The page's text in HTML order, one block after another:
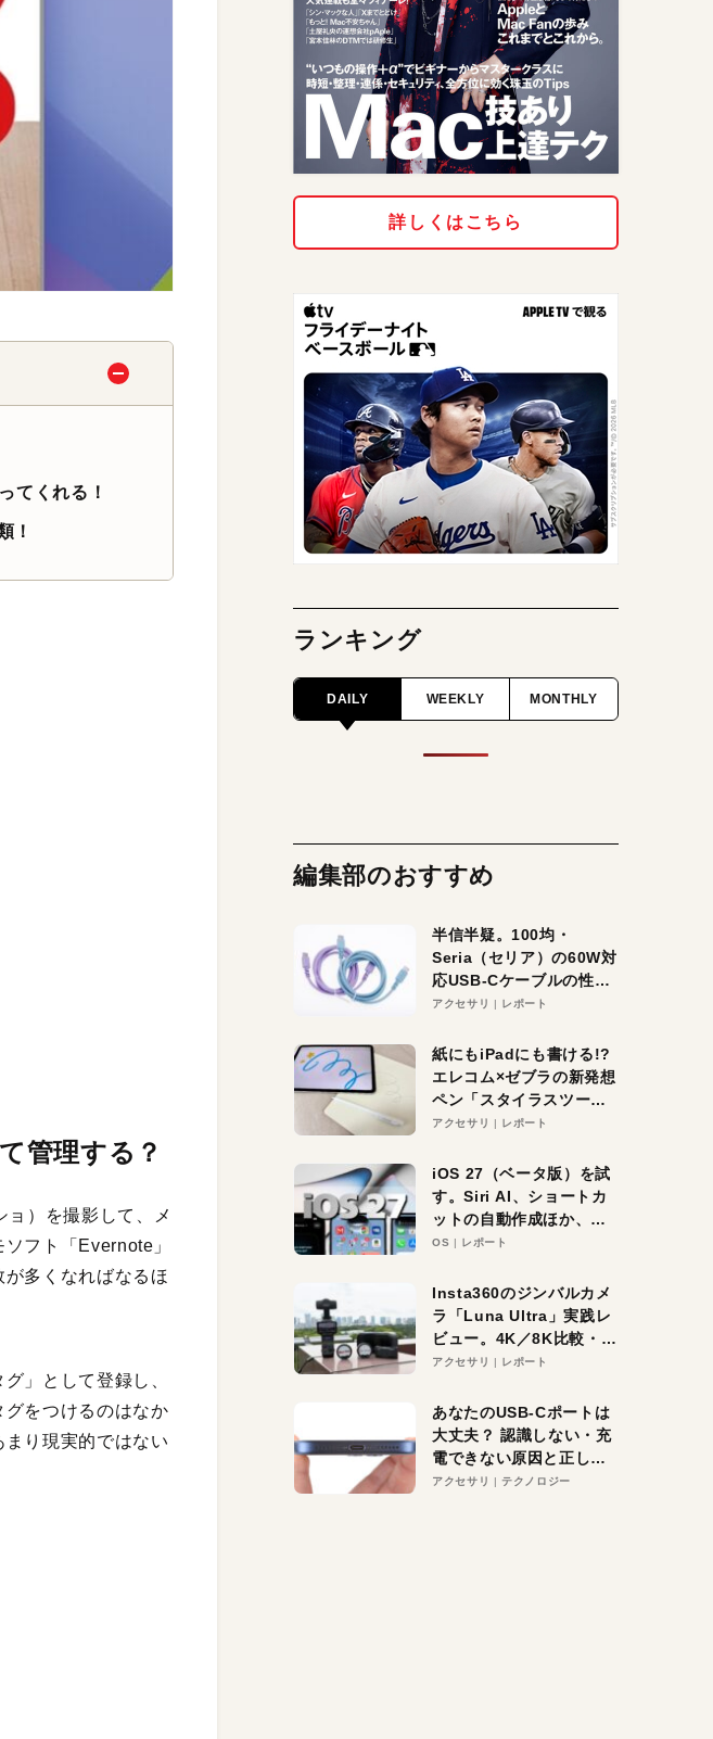
てくれる！
！
管理する？
）を撮影して、メ
フト「Evernote」
多くなればなるほ
」として登録し、
をつけるのはなか
り現実的ではない
詳しくはこちら
ランキング
DAILY WEEKLY MONTHLY
編集部のおすすめ
半信半疑。100均・
Seria（セリア）の60W対
応USB-Cケーブルの性能
を検証。超コスパの1本を
アクセサリ レポート
紙にもiPadにも書ける!?
エレコム×ゼブラの新発想
ペン「スタイラスツーウ
ェイ」レビュー。持ち替
アクセサリ レポート
iOS 27（ベータ版）を試
す。Siri AI、ショートカ
ットの自動作成ほか、期
待大の便利機能5選。
る未来はすぐそこ！
OS レポート
Insta360のジンバルカメ
ラ「Luna Ultra」実践レ
ビュー。4K／8K比較・ズ
ーム・夜間撮影をチェッ
アクセサリ レポート
あなたのUSB-Cポートは
大丈夫？ 認識しない・充
電できない原因と正しい
対策
アクセサリ テクノロジー